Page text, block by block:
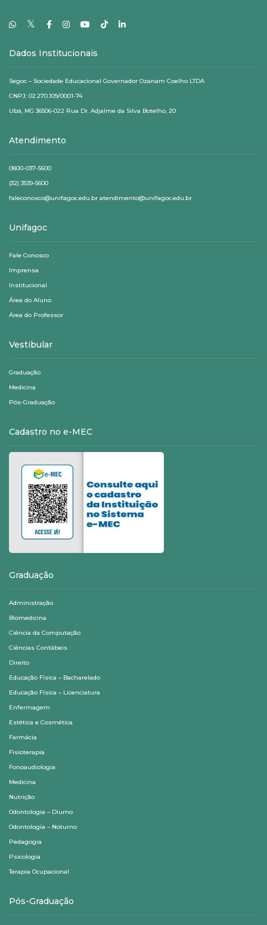
𝕏
Dados Institucionais
Segoc – Sociedade Educacional Governador Ozanam Coelho LTDA
CNPJ: 02.270.109/0001-74
Ubá, MG 36506-022 Rua Dr. Adjalme da Silva Botelho, 20
Atendimento
0800-037-5600
(32) 3539-5600
faleconosco@unifagoc.edu.br atendimento@unifagoc.edu.br
Unifagoc
Fale Conosco
Imprensa
Institucional
Área do Aluno
Área do Professor
Vestibular
Graduação
Medicina
Pós-Graduação
Cadastro no e-MEC
Graduação
Administração
Biomedicina
Ciência da Computação
Ciências Contábeis
Direito
Educação Física – Bacharelado
Educação Física – Licenciatura
Enfermagem
Estética e Cosmética
Farmácia
Fisioterapia
Fonoaudiologia
Medicina
Nutrição
Odontologia – Diurno
Odontologia – Noturno
Pedagogia
Psicologia
Terapia Ocupacional
Pós-Graduação